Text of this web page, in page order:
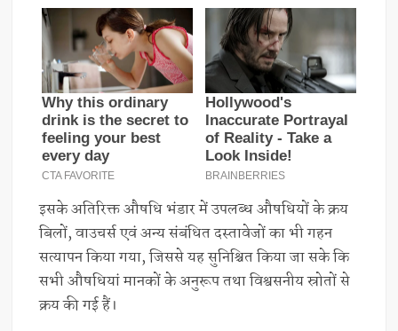
इसके अतिरिक्त औषधि भंडार में उपलब्ध औषधियों के क्रय
बिलों, वाउचर्स एवं अन्य संबंधित दस्तावेजों का भी गहन
सत्यापन किया गया, जिससे यह सुनिश्चित किया जा सके कि
सभी औषधियां मानकों के अनुरूप तथा विश्वसनीय स्रोतों से
क्रय की गई हैं।